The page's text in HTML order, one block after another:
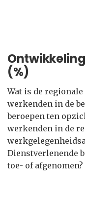
(%)
Wat is de
werkenden in de
beroepen ten
werkenden in de
Dienstverlenende
toe- of afgenomen?